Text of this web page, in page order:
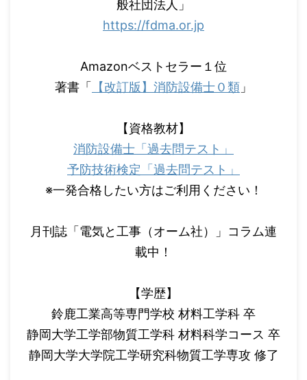
般社団法人」
https://fdma.or.jp
Amazonベストセラー１位
著書「
【改訂版】消防設備士０類 」
【資格教材】
消防設備士「過去問テスト」
予防技術検定「過去問テスト」
※一発合格したい方はご利用ください！
月刊誌「電気と工事（オーム社）」コラム連
載中！
【学歴】
鈴鹿工業高等専門学校 材料工学科 卒
静岡大学工学部物質工学科 材料科学コース 卒
静岡大学大学院工学研究科物質工学専攻 修了